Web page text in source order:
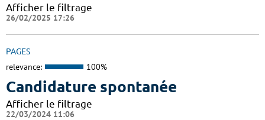
Afficher le filtrage
26/02/2025 17:26
PAGES
relevance: 100%
Candidature spontanée
Afficher le filtrage
22/03/2024 11:06